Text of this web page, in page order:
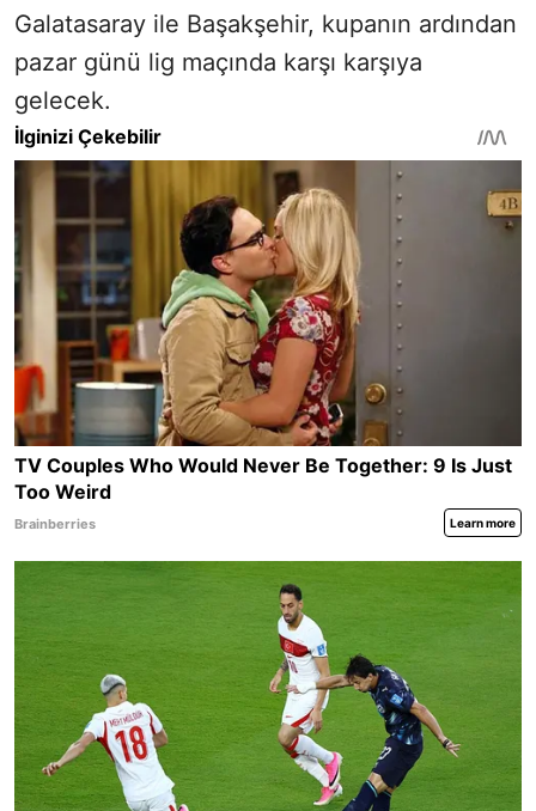
Galatasaray ile Başakşehir, kupanın ardından
pazar günü lig maçında karşı karşıya
gelecek.